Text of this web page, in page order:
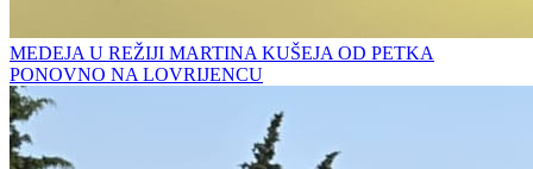
MEDEJA U REŽIJI MARTINA KUŠEJA OD PETKA
PONOVNO NA LOVRIJENCU